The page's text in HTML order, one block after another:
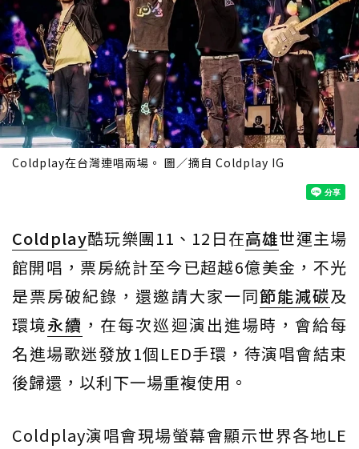
Coldplay在台灣連唱兩場。 圖／摘自 Coldplay IG
Coldplay酷玩樂團11、12日在高雄世運主場
館開唱，票房統計至今已超越6億美金，不光
是票房破紀錄，還邀請大家一同節能減碳及
環境永續 ，在每次巡迴演出進場時，會給每
名進場歌迷發放1個LED手環，待演唱會結束
後歸還，以利下一場重複使用。
Coldplay演唱會現場螢幕會顯示世界各地LE